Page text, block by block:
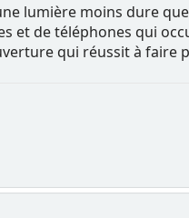
lumière moins dure
et de téléphones qui
qui réussit à faire